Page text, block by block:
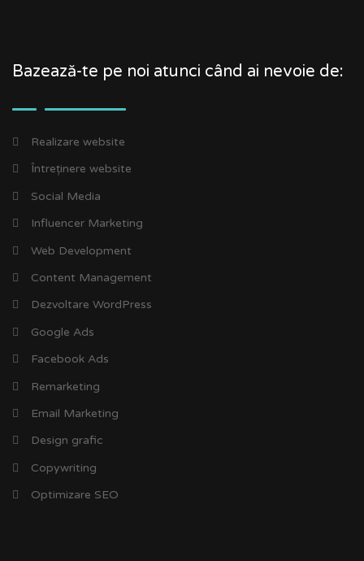
Bazează-te pe noi atunci când ai nevoie de:
Realizare website
Întreținere website
Social Media
Influencer Marketing
Web Development
Content Management
Dezvoltare WordPress
Google Ads
Facebook Ads
Remarketing
Email Marketing
Design grafic
Copywriting
Optimizare SEO